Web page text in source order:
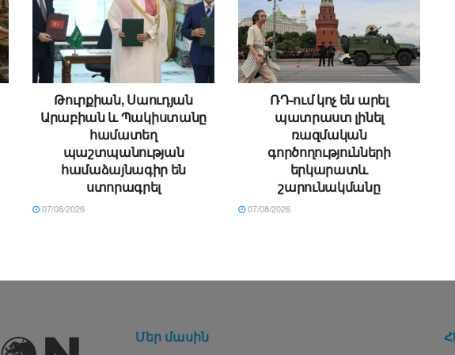
Թուրքիան, Սաուդյան
Արաբիան և Պակիստանը
համատեղ
պաշտպանության
համաձայնագիր են
ստորագրել
07/08/2026
ՌԴ-ում կոչ են արել
պատրաստ լինել
ռազմական
գործողությունների
երկարատև
շարունակմանը
07/08/2026
Մեր մասին